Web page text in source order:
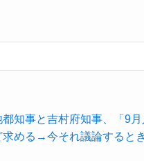
知事と吉村府知事、「9月
求める→今それ議論すると